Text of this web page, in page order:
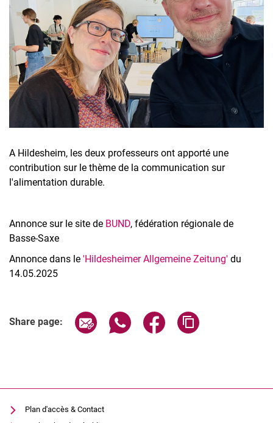
A Hildesheim, les deux professeurs ont apporté une
contribution sur le thème de la communication sur
l'alimentation durable.
Annonce sur le site de BUND, fédération régionale de
Basse-Saxe
Annonce dans le 'Hildesheimer Allgemeine Zeitung' du
14.05.2025
Share page: Share page via email
Share page via WhatsApp
Share page via
Plan d'accès & Contact